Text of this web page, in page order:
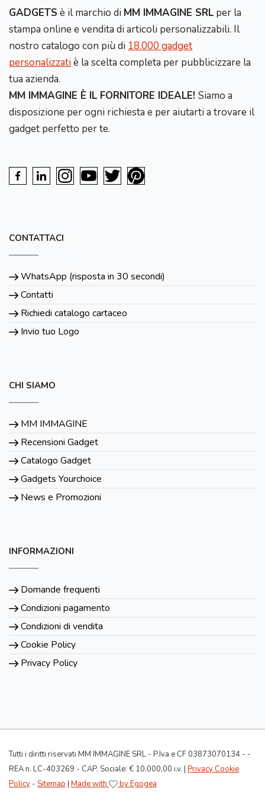
GADGETS è il marchio di MM IMMAGINE SRL per la
stampa online e vendita di articoli personalizzabili. Il
nostro catalogo con più di 18.000 gadget
personalizzatiè la scelta completa per pubblicizzare la
tua azienda.
MM IMMAGINE È IL FORNITORE IDEALE! Siamo a
disposizione per ogni richiesta e per aiutarti a trovare il
gadget perfetto per te.
CONTATTACI
WhatsApp (risposta in 30 secondi)
Contatti
Richiedi catalogo cartaceo
Invio tuo Logo
CHI SIAMO
MM IMMAGINE
Recensioni Gadget
Catalogo Gadget
Gadgets Yourchoice
News e Promozioni
INFORMAZIONI
Domande frequenti
Condizioni pagamento
Condizioni di vendita
Cookie Policy
Privacy Policy
Tutti i diritti riservati MM IMMAGINE SRL - P.Iva e CF 03873070134 - -
REA n. LC-403269 - CAP. Sociale: € 10.000,00 i.v. | Privacy Cookie
Policy - Sitemap | Made with by Egogea